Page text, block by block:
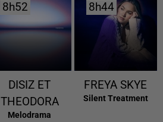
8h52
8h52
DISIZ ET
THEODORA
Melodrama
8h44
8h44
FREYA SKYE
Silent Treatment